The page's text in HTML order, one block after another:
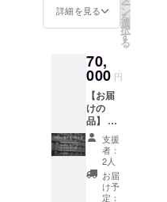
タップ
らの1年
間とな
す。 ※
送料が
含まれ
ており
ます。
ン日よ
日の変
更可
能。 ※
お連れ
様が同
席され
る場合
は別途
飲み放
題料金
を頂戴
カー
(5cm×5
cm) ●お
紙 ※原
材料及
び添加
物等の
食品表
示はお
届け商
品のラ
ベルに
表記さ
れま
す。 商
詳細を見る ー
ン
を
選
択
す
る
70,
000 円
【お届
けの
品】 ●
新作含
むクラ
フト
ビール
350ml
缶6本×6
支援
者：
2人
お届
け予
定：